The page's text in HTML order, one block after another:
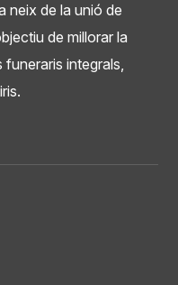
neix de la unió de
de millorar la
funeraris integrals,